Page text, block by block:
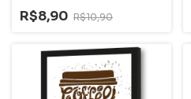
R$8,90 R$10,90